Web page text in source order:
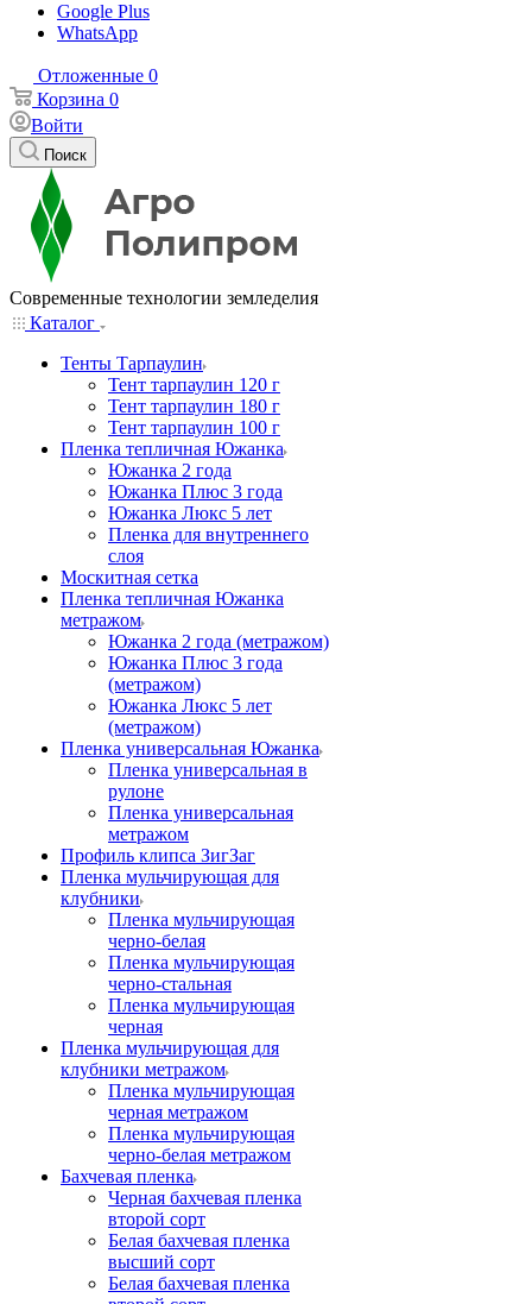
Google Plus
WhatsApp
Отложенные 0
Корзина 0
Войти
Поиск
Современные технологии земледелия
Каталог
Тенты Тарпаулин
Тент тарпаулин 120 г
Тент тарпаулин 180 г
Тент тарпаулин 100 г
Пленка тепличная Южанка
Южанка 2 года
Южанка Плюс 3 года
Южанка Люкс 5 лет
Пленка для внутреннего
слоя
Москитная сетка
Пленка тепличная Южанка
метражом
Южанка 2 года (метражом)
Южанка Плюс 3 года
(метражом)
Южанка Люкс 5 лет
(метражом)
Пленка универсальная Южанка
Пленка универсальная в
рулоне
Пленка универсальная
метражом
Профиль клипса ЗигЗаг
Пленка мульчирующая для
клубники
Пленка мульчирующая
черно-белая
Пленка мульчирующая
черно-стальная
Пленка мульчирующая
черная
Пленка мульчирующая для
клубники метражом
Пленка мульчирующая
черная метражом
Пленка мульчирующая
черно-белая метражом
Бахчевая пленка
Черная бахчевая пленка
второй сорт
Белая бахчевая пленка
высший сорт
Белая бахчевая пленка